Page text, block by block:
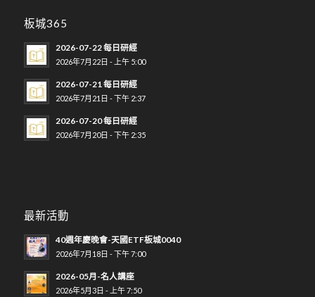
板城365
2026-07-22 每日研經
2026年7月22日 - 上午 5:00
2026-07-21 每日研經
2026年7月21日 - 下午 2:37
2026-07-20 每日研經
2026年7月20日 - 下午 2:35
最新活動
40週年慶晚會-天國ETF板城0040
2026年7月18日 - 下午 7:00
2026-05月-名人講座
2026年5月3日 - 上午 7:50